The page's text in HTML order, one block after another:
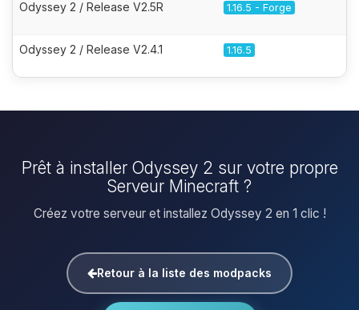
Odyssey 2 / Release V2.5R 1.16.5 - Forge
Odyssey 2 / Release V2.4.1 1.16.5
Prêt à installer Odyssey 2 sur votre propre
Serveur Minecraft ?
Créez votre serveur et installez Odyssey 2 en 1 clic !
Retour à la liste des modpacks